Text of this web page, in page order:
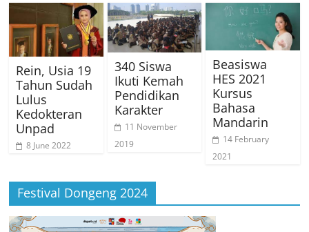
Rein, Usia 19
Tahun Sudah
Lulus
Kedokteran
Unpad
8 June 2022
340 Siswa
Ikuti Kemah
Pendidikan
Karakter
11 November
2019
Beasiswa
HES 2021
Kursus
Bahasa
Mandarin
14 February
2021
Festival Dongeng 2024